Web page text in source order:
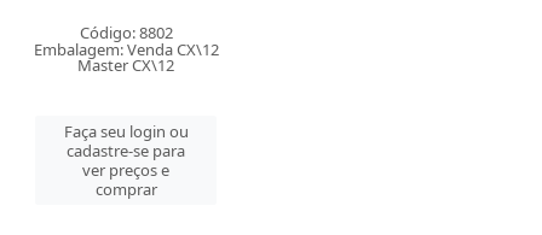
Código: 8802
Embalagem: Venda CX\12
Master CX\12
Faça seu login ou
cadastre-se para
ver preços e
comprar